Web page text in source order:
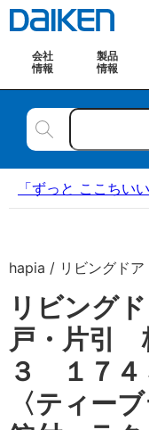
会社
情報
製品
情報
「ずっと ここちい
hapia / リビングド
リビング
戸・片引
３ １７
〈ティー